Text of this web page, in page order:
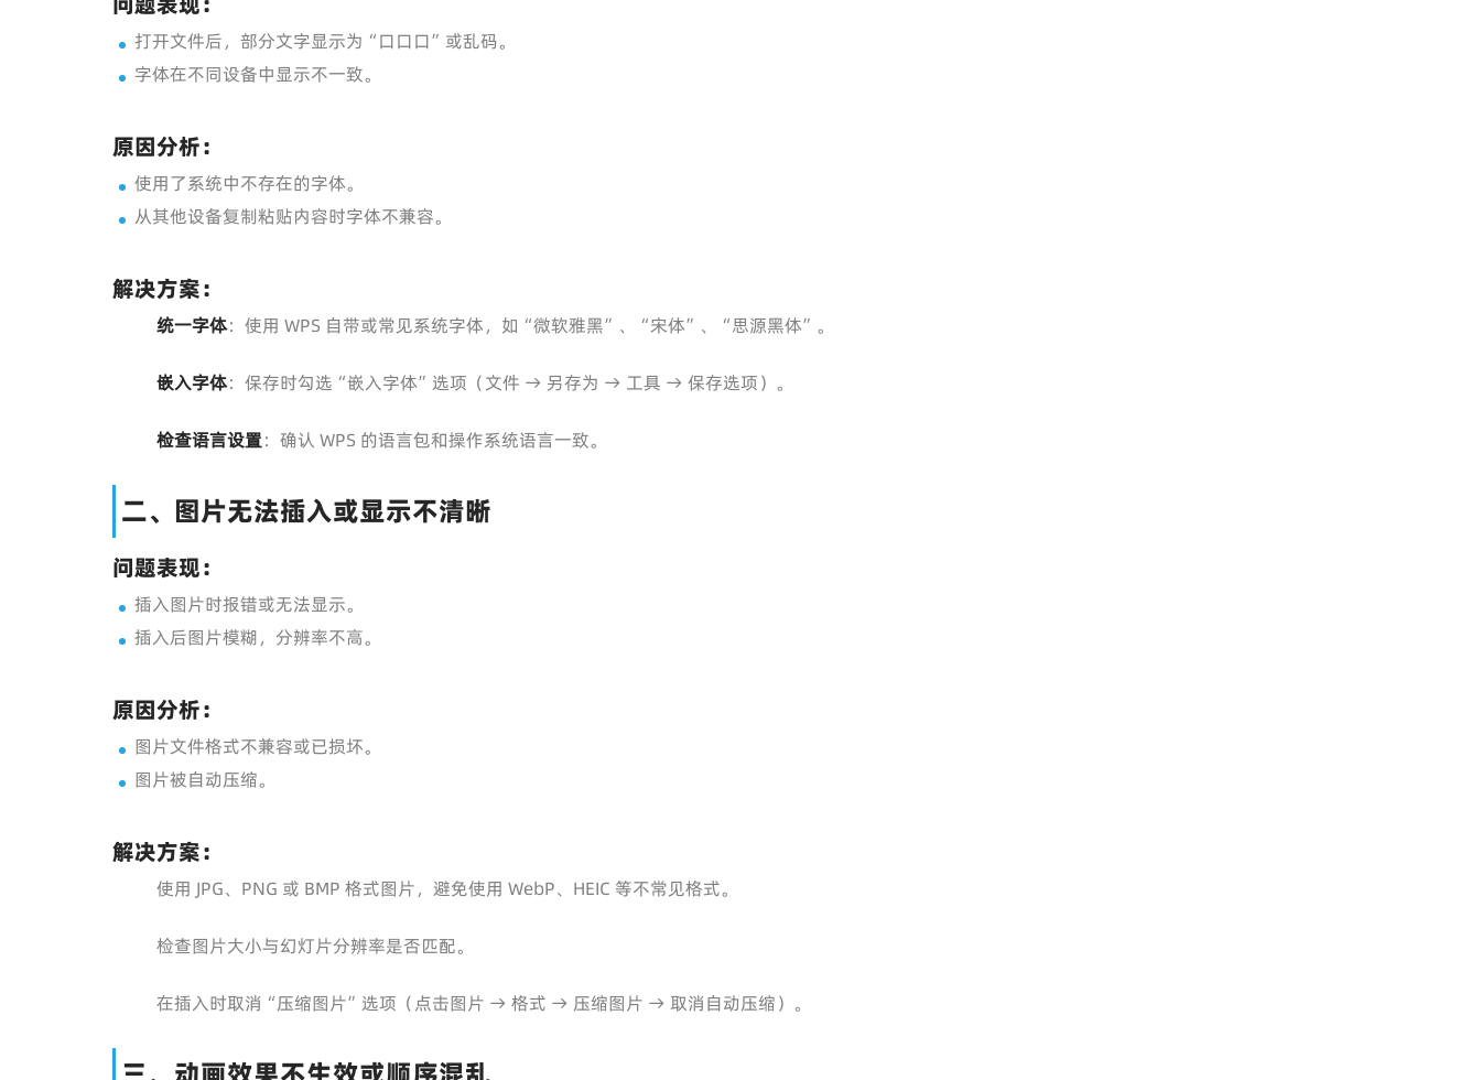
打开文件后，部分文字显示为“口口口”或乱码。
字体在不同设备中显示不一致。
原因分析：
使用了系统中不存在的字体。
从其他设备复制粘贴内容时字体不兼容。
解决方案：
统一字体：使用 WPS 自带或常见系统字体，如“微软雅黑”、“宋体”、“思源黑体”。
嵌入字体：保存时勾选“嵌入字体”选项（文件 → 另存为 → 工具 → 保存选项）。
检查语言设置：确认 WPS 的语言包和操作系统语言一致。
二、图片无法插入或显示不清晰
问题表现：
插入图片时报错或无法显示。
插入后图片模糊，分辨率不高。
原因分析：
图片文件格式不兼容或已损坏。
图片被自动压缩。
解决方案：
使用 JPG、PNG 或 BMP 格式图片，避免使用 WebP、HEIC 等不常见格式。
检查图片大小与幻灯片分辨率是否匹配。
在插入时取消“压缩图片”选项（点击图片 → 格式 → 压缩图片 → 取消自动压缩）。